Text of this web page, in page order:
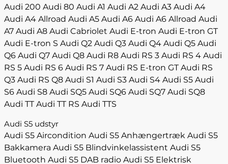
Audi 200 Audi 80 Audi A1 Audi A2 Audi A3 Audi A4
Audi A4 Allroad Audi A5 Audi A6 Audi A6 Allroad Audi
A7 Audi A8 Audi Cabriolet Audi E-tron Audi E-tron GT
Audi E-tron S Audi Q2 Audi Q3 Audi Q4 Audi Q5 Audi
Q6 Audi Q7 Audi Q8 Audi R8 Audi RS 3 Audi RS 4 Audi
RS 5 Audi RS 6 Audi RS 7 Audi RS E-tron GT Audi RS
Q3 Audi RS Q8 Audi S1 Audi S3 Audi S4 Audi S5 Audi
S6 Audi S8 Audi SQ5 Audi SQ6 Audi SQ7 Audi SQ8
Audi TT Audi TT RS Audi TTS
Audi S5 udstyr
Audi S5 Aircondition Audi S5 Anhængertræk Audi S5
Bakkamera Audi S5 Blindvinkelassistent Audi S5
Bluetooth Audi S5 DAB radio Audi S5 Elektrisk